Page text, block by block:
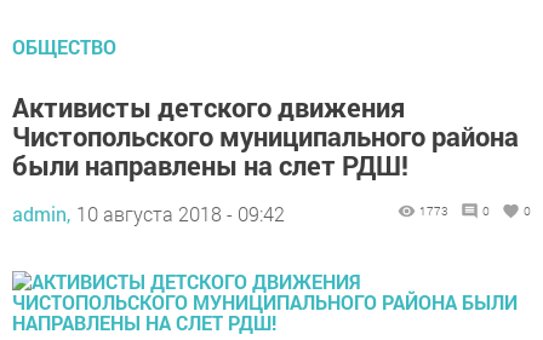
ОБЩЕСТВО
Активисты детского движения
Чистопольского муниципального района
были направлены на слет РДШ!
admin, 10 августа 2018 - 09:42 1773 0 0